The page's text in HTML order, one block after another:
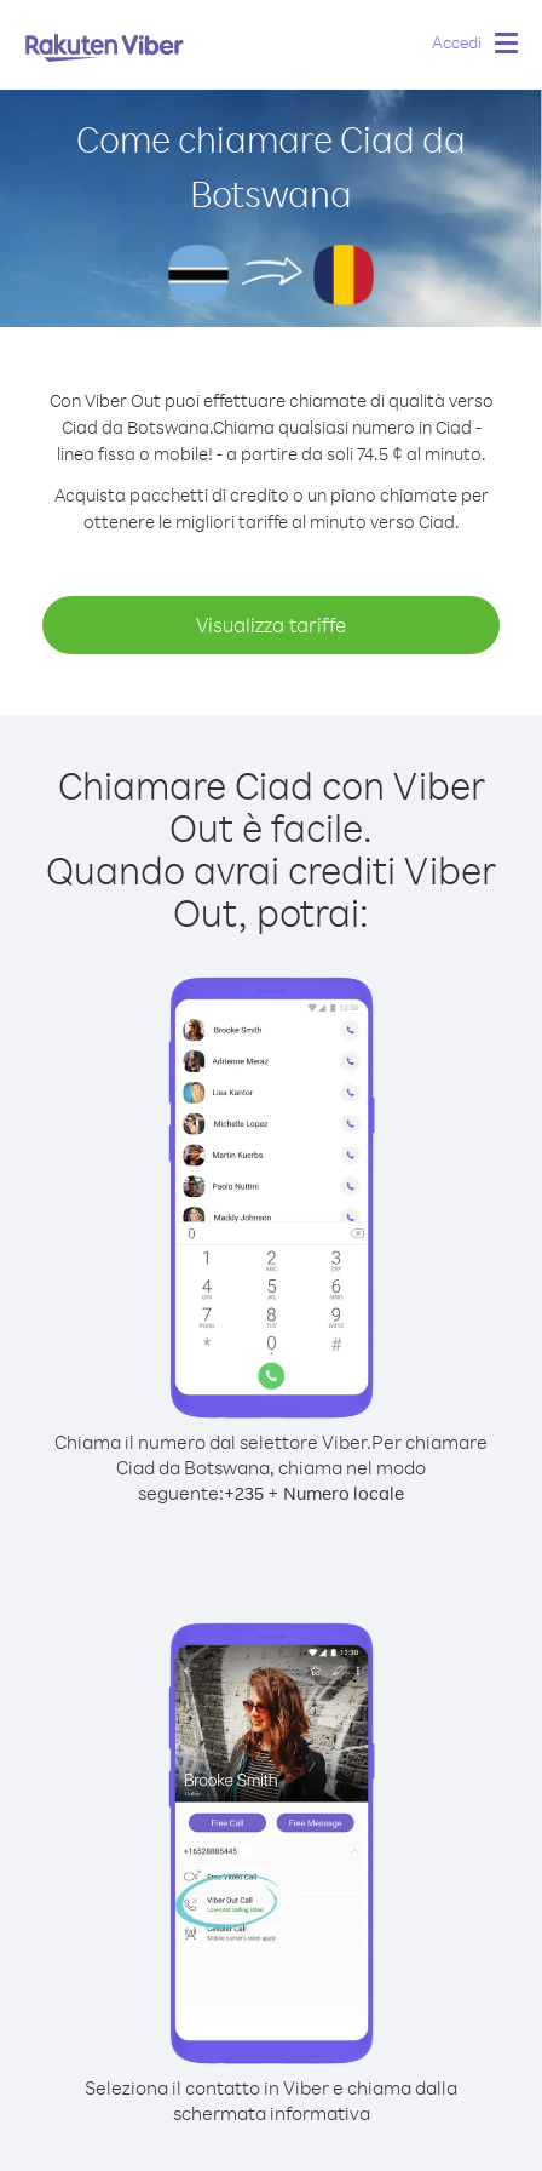
Accedi
Come chiamare Ciad da
Botswana
Con Viber Out puoi effettuare chiamate di qualità verso
Ciad da Botswana.Chiama qualsiasi numero in Ciad -
linea fissa o mobile! - a partire da soli 74.5 ¢ al minuto.
Acquista pacchetti di credito o un piano chiamate per
ottenere le migliori tariffe al minuto verso Ciad.
Visualizza tariffe
Chiamare Ciad con Viber
Out è facile.
Quando avrai crediti Viber
Out, potrai:
Chiama il numero dal selettore Viber.Per chiamare
Ciad da Botswana, chiama nel modo
seguente:+235 + Numero locale
Seleziona il contatto in Viber e chiama dalla
schermata informativa